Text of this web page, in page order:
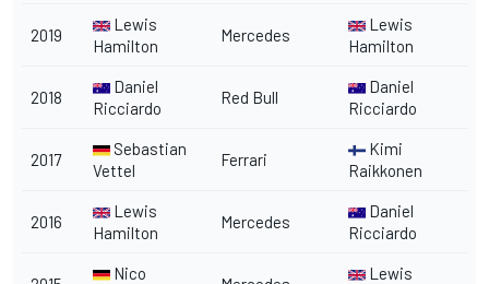
2019
Lewis
Hamilton
Mercedes
Lewis
Hamilton
2018
Daniel
Ricciardo
Red Bull
Daniel
Ricciardo
2017
Sebastian
Vettel
Ferrari
Kimi
Raikkonen
2016
Lewis
Hamilton
Mercedes
Daniel
Ricciardo
Nico
Lewis